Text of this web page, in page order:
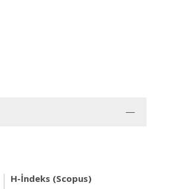
H-İndeks (Scopus)